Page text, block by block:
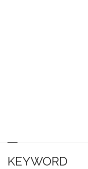
KEYWORD